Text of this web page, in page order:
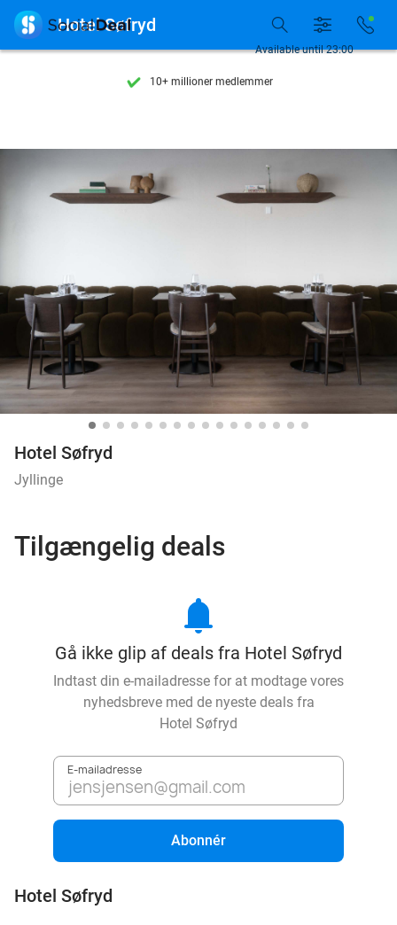
Tilgængelig 7 dage om ugen
10+ millioner medlemmer
Tilgængelig 7 dage om ugen
10+ millioner medlemmer
Available until 23:00
 Hotel Søfryd
Hotel Søfryd
Jyllinge
Tilgængelig deals
notifications
Gå ikke glip af deals fra Hotel Søfryd
Indtast din e-mailadresse for at modtage vores
nyhedsbreve med de nyeste deals fra
Hotel Søfryd
E-mailadresse
Abonnér
Hotel Søfryd